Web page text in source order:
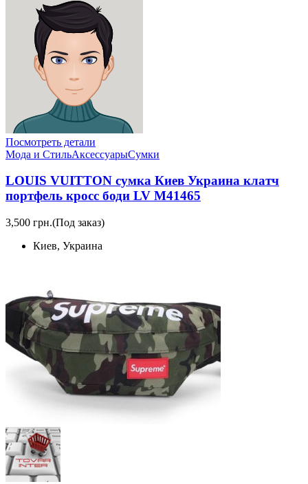
Посмотреть детали
Мода и СтильАксессуарыСумки
LOUIS VUITTON сумка Киев Украина клатч
портфель кросс боди LV M41465
3,500 грн.(Под заказ)
Киев, Украина